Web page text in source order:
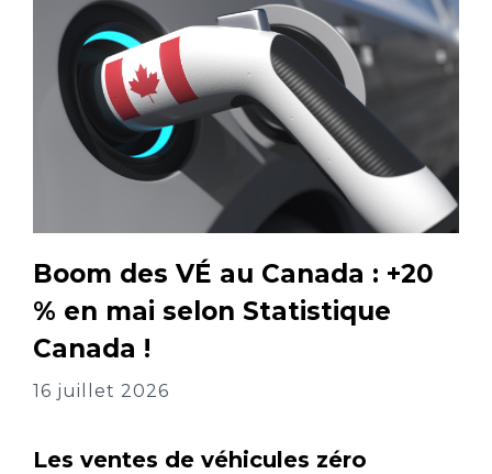
Boom des VÉ au Canada : +20
% en mai selon Statistique
Canada !
16 juillet 2026
Les ventes de véhicules zéro